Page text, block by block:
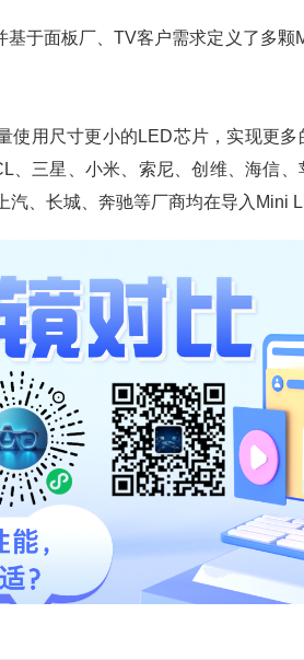
于面板厂、TV客户需求定义了多颗
用尺寸更小的LED芯片，实现更
三星、小米、索尼、创维、海信
、长城、奔驰等厂商均在导入Mini